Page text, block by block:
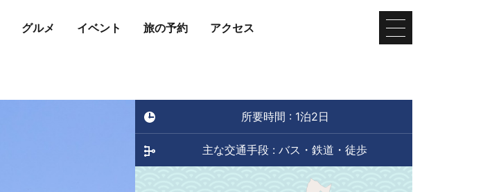
グルメ イベント 旅の予約 アクセス
所要時間 : 1泊2日
主な交通手段 : バス・鉄道・徒歩